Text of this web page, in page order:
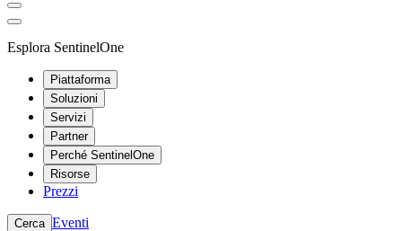
Esplora SentinelOne
Piattaforma
Soluzioni
Servizi
Partner
Perché SentinelOne
Risorse
Prezzi
Cerca Eventi